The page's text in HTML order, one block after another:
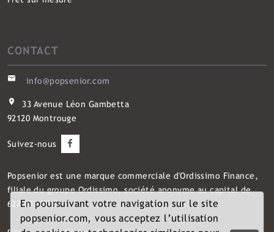
En poursuivant votre navigation sur le site
popsenior.com, vous acceptez l’utilisation
CONTACT
info@popsenior.com
33 Avenue Léon Gambetta
92120 Montrouge
Suivez-nous
Popseniorest une marque commerciale d'Ordissimo Finance,
filiale du groupe Ordissimo, société anonyme au capital de
627 803,75 €.